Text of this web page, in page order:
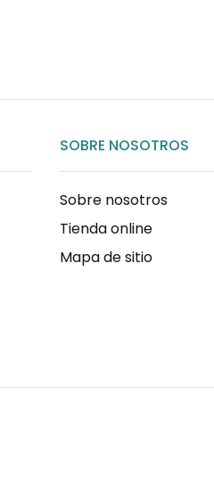
SOBRE NOSOTROS
Sobre nosotros
Tienda online
Mapa de sitio